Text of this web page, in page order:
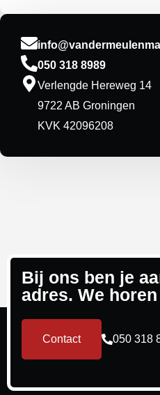
050 318 8989
Verlengde Hereweg 14
9722 AB Groningen
KVK 42096208
Bij ons ben je
adres. We
Contact 050 318